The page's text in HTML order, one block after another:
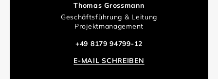
Thomas Grossmann
Geschäftsführung & Leitung
Projektmanagement
+49 8179 94799-12
E-MAIL SCHREIBEN